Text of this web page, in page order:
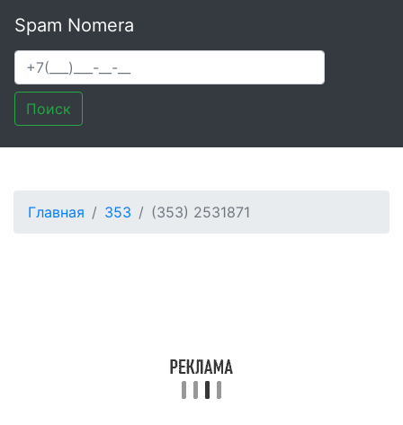
Spam Nomera
Поиск
Главная 353 (353) 2531871